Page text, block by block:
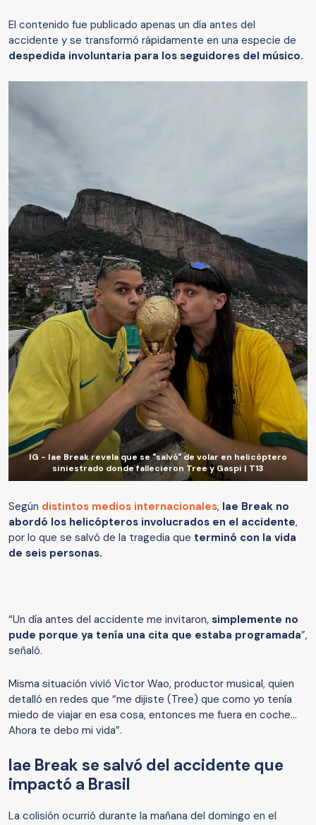
El contenido fue publicado apenas un día antes del
accidente y se transformó rápidamente en una especie de
despedida involuntaria para los seguidores del músico.
IG - Iae Break revela que se "salvó" de volar en helicóptero
siniestrado donde fallecieron Tree y Gaspi | T13
Según distintos medios internacionales, Iae Break no
abordó los helicópteros involucrados en el accidente,
por lo que se salvó de la tragedia que terminó con la vida
de seis personas.
“Un día antes del accidente me invitaron, simplemente no
pude porque ya tenía una cita que estaba programada”,
señaló.
Misma situación vivió Victor Wao, productor musical, quien
detalló en redes que “me dijiste (Tree) que como yo tenía
miedo de viajar en esa cosa, entonces me fuera en coche...
Ahora te debo mi vida”.
Iae Break se salvó del accidente que
impactó a Brasil
La colisión ocurrió durante la mañana del domingo en el